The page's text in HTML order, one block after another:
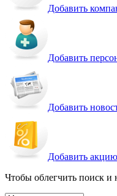
Добавить
Добавить
Добавить
Добавить
Чтобы облегчить поиск и